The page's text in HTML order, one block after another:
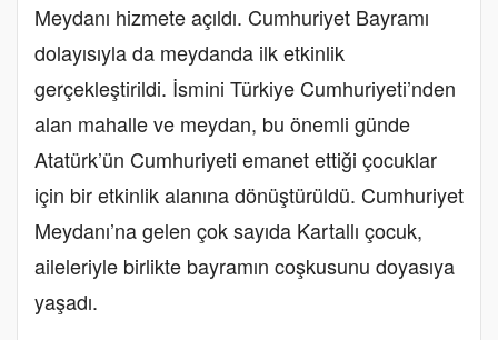
Meydanı hizmete açıldı. Cumhuriyet Bayramı
dolayısıyla da meydanda ilk etkinlik
gerçekleştirildi. İsmini Türkiye Cumhuriyeti’nden
alan mahalle ve meydan, bu önemli günde
Atatürk’ün Cumhuriyeti emanet ettiği çocuklar
için bir etkinlik alanına dönüştürüldü. Cumhuriyet
Meydanı’na gelen çok sayıda Kartallı çocuk,
aileleriyle birlikte bayramın coşkusunu doyasıya
yaşadı.